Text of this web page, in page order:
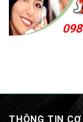
THÔNG TIN CƠ